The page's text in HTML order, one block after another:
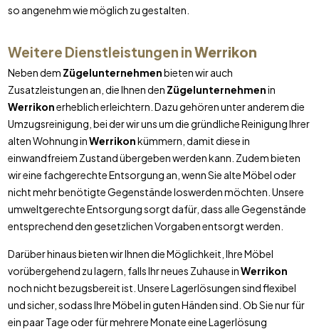
so angenehm wie möglich zu gestalten.
Weitere Dienstleistungen inWerrikon
Neben dem Zügelunternehmenbieten wir auch
Zusatzleistungen an, die Ihnen den Zügelunternehmenin
Werrikonerheblich erleichtern. Dazu gehören unter anderem die
Umzugsreinigung, bei der wir uns um die gründliche Reinigung Ihrer
alten Wohnung inWerrikonkümmern, damit diese in
einwandfreiem Zustand übergeben werden kann. Zudem bieten
wir eine fachgerechte Entsorgung an, wenn Sie alte Möbel oder
nicht mehr benötigte Gegenstände loswerden möchten. Unsere
umweltgerechte Entsorgung sorgt dafür, dass alle Gegenstände
entsprechend den gesetzlichen Vorgaben entsorgt werden.
Darüber hinaus bieten wir Ihnen die Möglichkeit, Ihre Möbel
vorübergehend zu lagern, falls Ihr neues Zuhause inWerrikon
noch nicht bezugsbereit ist. Unsere Lagerlösungen sind flexibel
und sicher, sodass Ihre Möbel in guten Händen sind. Ob Sie nur für
ein paar Tage oder für mehrere Monate eine Lagerlösung